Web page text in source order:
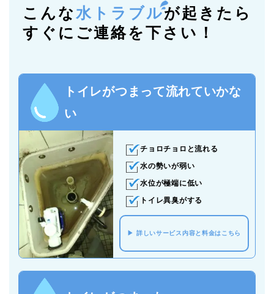
こんな水トラブルが起きたら
すぐにご連絡を下さい！
トイレがつまって流れていかな
い
チョロチョロと流れる
水の勢いが弱い
水位が極端に低い
トイレ異臭がする
詳しいサービス内容と料金はこちら